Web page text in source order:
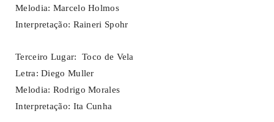
Melodia: Marcelo Holmos
Interpretação: Raineri Spohr
Terceiro Lugar: Toco de Vela
Letra: Diego Muller
Melodia: Rodrigo Morales
Interpretação: Ita Cunha